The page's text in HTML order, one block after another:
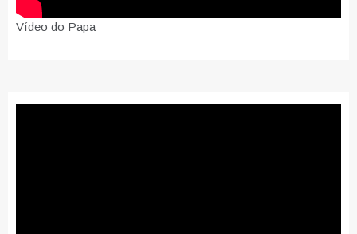
Vídeo do Papa